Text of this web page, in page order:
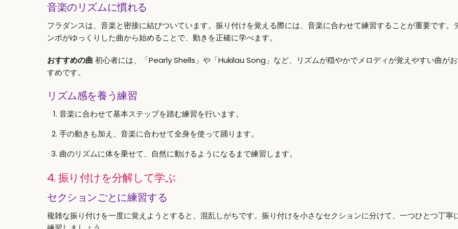
音楽のリズムに慣れる
フラダンスは、音楽と密接に結びついています。振り付けを覚える際には、音楽に合わせて練習することが重要です。
ンポがゆっくりした曲から始めることで、動きを正確に学べます。
おすすめの曲 初心者には、「Pearly Shells」や「Hukilau Song」など、リズムが穏やかでメロディが覚えやすい曲が
すめです。
リズム感を養う練習
音楽に合わせて基本ステップを踏む練習を行います。
手の動きも加え、音楽に合わせて全身を使って踊ります。
曲のリズムに体を乗せて、自然に動けるようになるまで練習します。
4. 振り付けを分解して学ぶ
セクションごとに練習する
複雑な振り付けを一度に覚えようとすると、混乱しがちです。振り付けを小さなセクションに分けて、一つひとつ丁寧